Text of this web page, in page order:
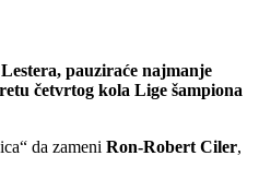
pauziraće najmanje
četvrtog kola Lige šampiona
da zameni Ron-Robert Ciler,